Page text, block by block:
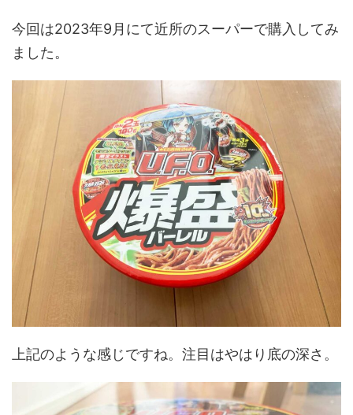
今回は2023年9月にて近所のスーパーで購入してみ
ました。
上記のような感じですね。注目はやはり底の深さ。